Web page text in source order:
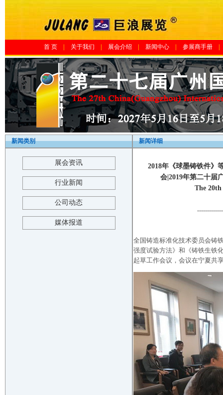
首 页 关于我们 展会介绍 新闻中心 参展商手册|
新闻类别
展会资讯
行业新闻
公司动态
媒体报道
新闻详细
2018年《球墨铸铁件》
会|2019年第二十届
The
全国铸造标准化技术委员会铸
强度试验方法》和《铸铁生铁
起草工作会议，会议在宁夏共